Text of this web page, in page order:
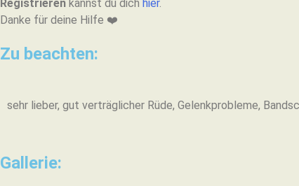
Registrieren kannst du dich hier.
Danke für deine Hilfe ❤️️
Zu beachten:
sehr lieber, gut verträglicher Rüde, Gelenkprobleme,
Gallerie: